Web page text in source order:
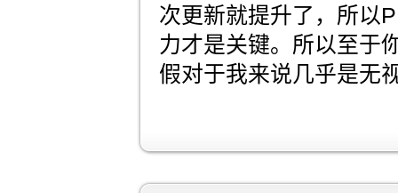
次更新就提升了，所以
力才是关键。所以至于
假对于我来说几乎是无